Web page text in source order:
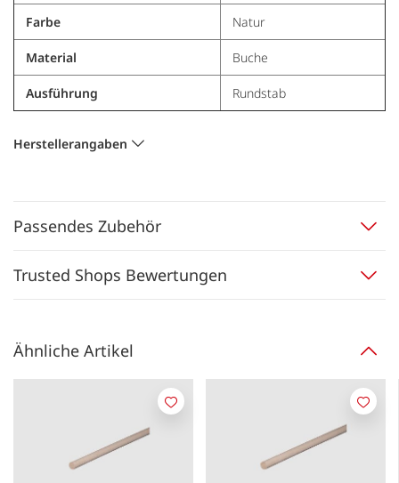
Farbe Natur
Material Buche
Ausführung Rundstab
Herstellerangaben
Passendes Zubehör
Trusted Shops Bewertungen
Ähnliche Artikel
Merken